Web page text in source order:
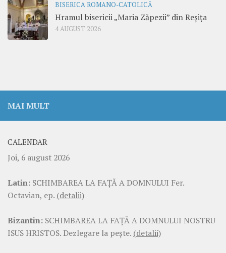
BISERICA ROMANO-CATOLICĂ
Hramul bisericii „Maria Zăpezii” din Reșița
4 AUGUST 2026
MAI MULT
CALENDAR
Joi, 6 august 2026
Latin: SCHIMBAREA LA FAŢĂ A DOMNULUI Fer.
Octavian, ep. (detalii)
Bizantin: SCHIMBAREA LA FAŢĂ A DOMNULUI NOSTRU
ISUS HRISTOS. Dezlegare la pește. (detalii)